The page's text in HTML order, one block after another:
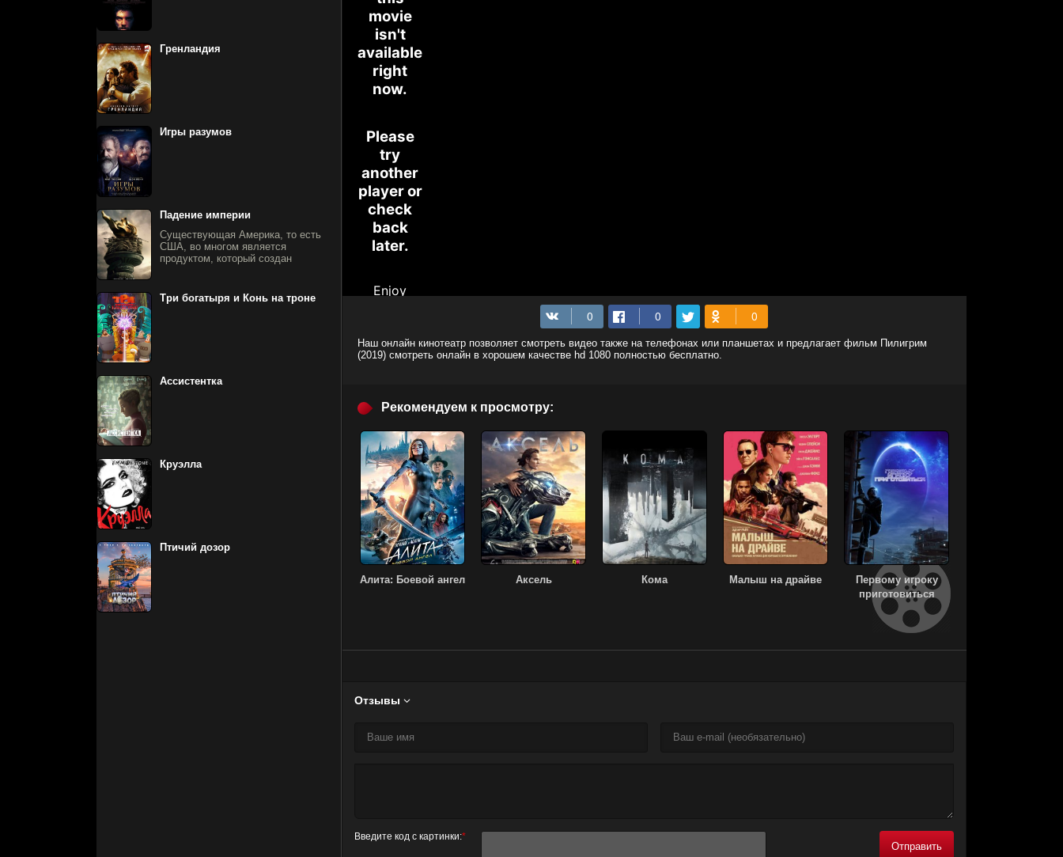
Наш онлайн кинотеатр позволяет смотреть видео также на телефонах или планшетах и предлагает фильм Пилигрим
(2019) смотреть онлайн в хорошем качестве hd 1080 полностью бесплатно.
Рекомендуем к просмотру:
Алита: Боевой ангел Аксель Кома Малыш на драйве
Первому игроку
приготовиться
Отзывы 
Введите код с картинки:*
Отправить
Гренландия
Игры разумов
Падение империи
Существующая Америка, то есть
США, во многом является
продуктом, который создан
Три богатыря и Конь на троне
Ассистентка
Круэлла
Птичий дозор